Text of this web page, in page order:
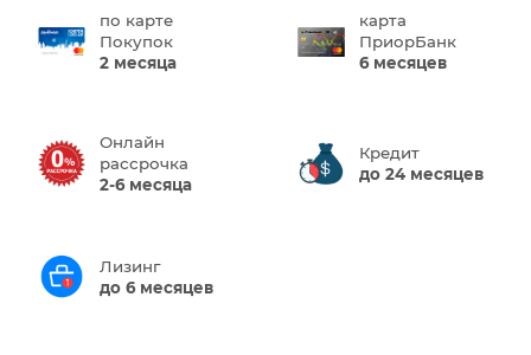
по карте
Покупок
2 месяца
карта
ПриорБанк
6 месяцев
Онлайн
рассрочка
2-6 месяца
Кредит
до 24 месяцев
Лизинг
до 6 месяцев